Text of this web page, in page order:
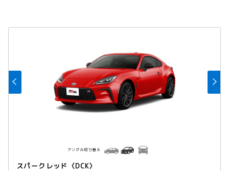
スパークレッド〈DCK〉
アングル切り替え